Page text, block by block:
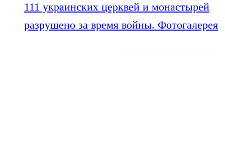
111 украинских церквей и монастырей
разрушено за время войны. Фотогалерея